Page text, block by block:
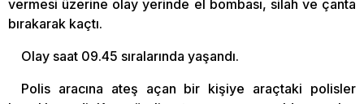
vermesi üzerine olay yerinde el bombası, silah ve çanta
bırakarak kaçtı.
Olay saat 09.45 sıralarında yaşandı.
Polis aracına ateş açan bir kişiye araçtaki polisler